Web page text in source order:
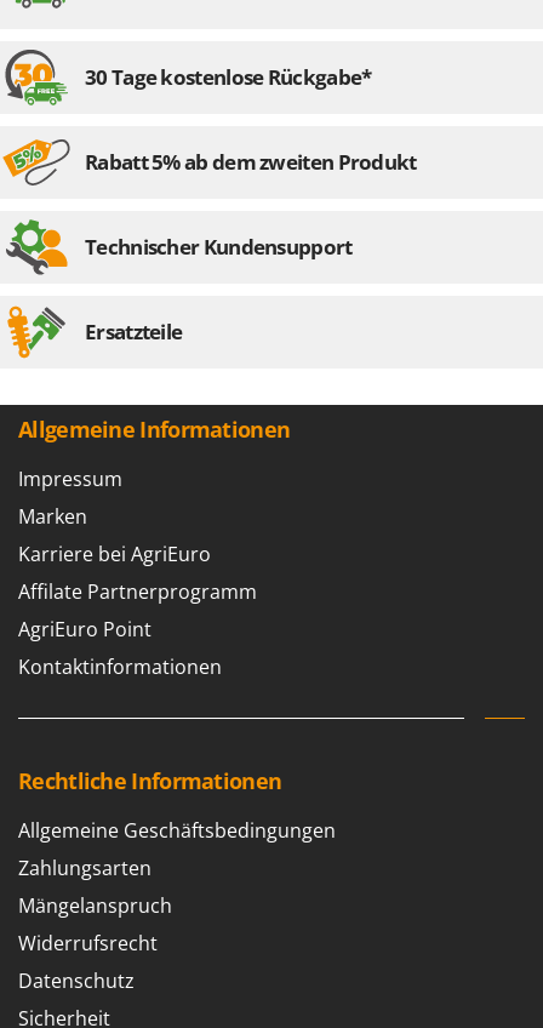
Rato
Redback
Ribimex
River Systems
Rossofuoco
Royal Food
S
S.T.P.
Santos
Sbaraglia
Schnitzer
Seven Italy
Silky
Sirman
Skil
Smartwood
Smeg
Snapper
30 Tage kostenlose Rückgabe*
Rabatt 5% ab dem zweiten Produkt
Technischer Kundensupport
Ersatzteile
Allgemeine Informationen
Impressum
Marken
Karriere bei AgriEuro
Affilate Partnerprogramm
AgriEuro Point
Kontaktinformationen
Rechtliche Informationen
Allgemeine Geschäftsbedingungen
Zahlungsarten
Mängelanspruch
Widerrufsrecht
Datenschutz
Sicherheit